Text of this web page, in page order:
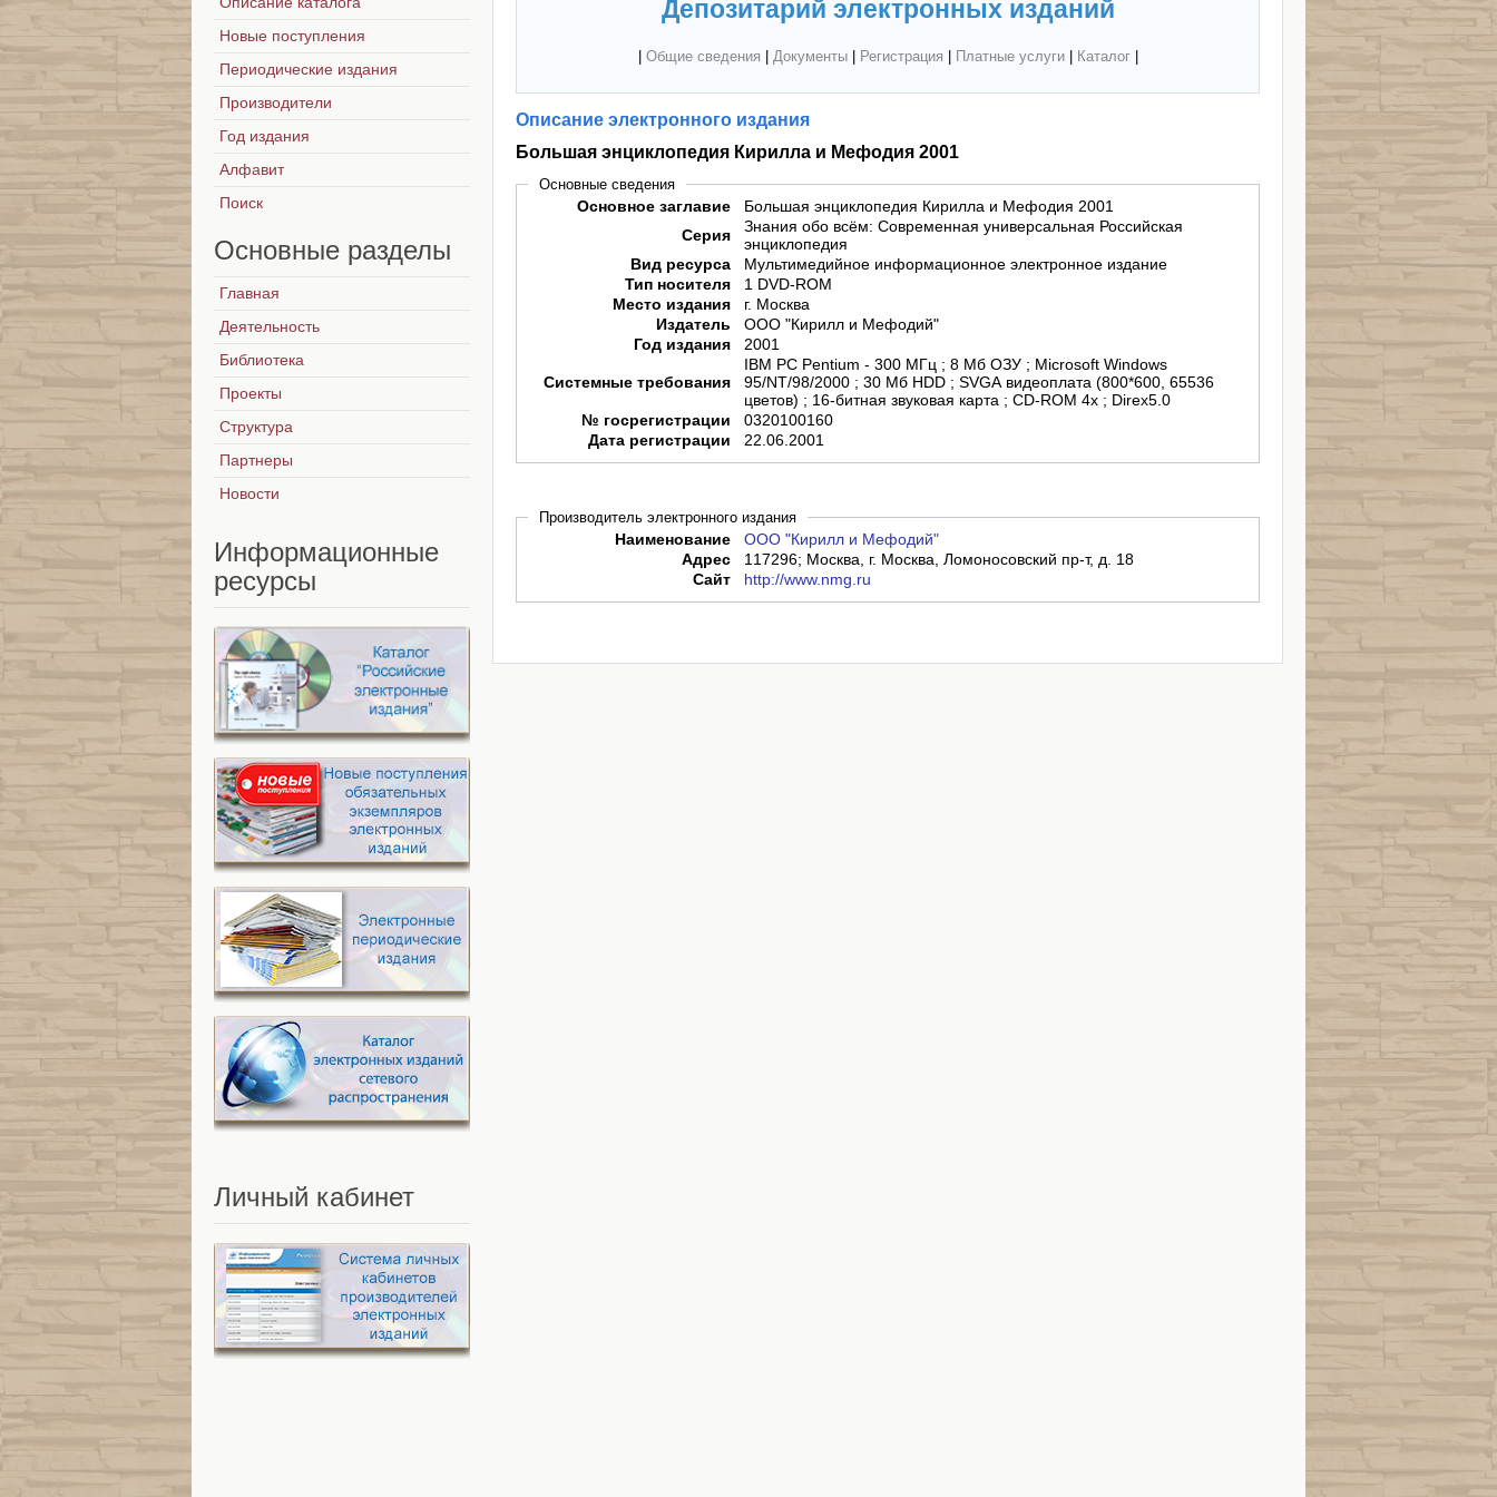
Депозитарий электронных изданий
Общие сведения Документы| Регистрация Платные услуги| Каталог|
Описание электронного издания
Большая энциклопедия Кирилла и Мефодия 2001
Основные сведения
Основное заглавие
Большая энциклопедия Кирилла и Мефодия 2001
Серия
Знания обо всём: Современная универсальная Российская
энциклопедия
Вид ресурса
Мультимедийное информационное электронное издание
Тип носителя
1 DVD-ROM
Место издания
г. Москва
Издатель
ООО "Кирилл и Мефодий"
Год издания
2001
Системные требования
IBM PC Pentium - 300 МГц ; 8 Мб ОЗУ ; Microsoft Windows
95/NT/98/2000 ; 30 Мб HDD ; SVGA видеоплата (800*600, 65536
цветов) ; 16-битная звуковая карта ; CD-ROM 4х ; Direx5.0
№ госрегистрации
0320100160
Дата регистрации
22.06.2001
Производитель электронного издания
Наименование
ООО "Кирилл и Мефодий"
Адрес
117296; Москва, г. Москва, Ломоносовский пр-т, д. 18
Сайт
http://www.nmg.ru
Новые поступления
Периодические издания
Производители
Год издания
Алфавит
Поиск
Основные разделы
Главная
Деятельность
Библиотека
Проекты
Структура
Партнеры
Новости
Информационные
ресурсы
Личный кабинет